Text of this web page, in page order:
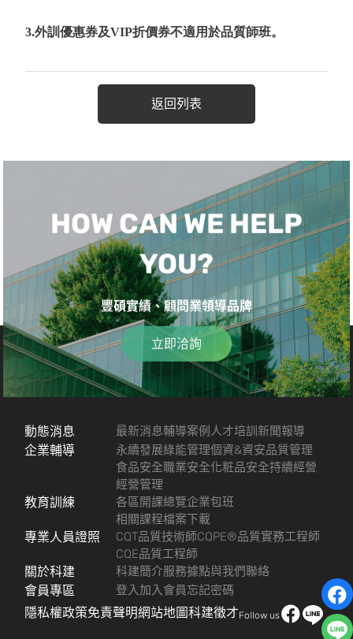
3.外訓優惠券及VIP折價券不適用於品質師班。
返回列表
HOW CAN WE HELP
YOU?
豐碩實績、顧問業領導品牌
立即洽詢
動態消息 最新消息輔導案例 人才培訓新聞報導
企業輔導 永續發展綠能管理個資&資安品質管理
食品安全職業安全化粧品安全持續經營
經營管理
教育訓練 各區開課總覽企業包班
相關課程檔案下載
專業人員證照 CQT品質技術師CQPE®品質實務工程師
CQE品質工程師
關於科建 科建簡介服務據點與我們聯絡
會員專區 登入加入會員忘記密碼
隱私權政策免責聲明網站地圖科建徵才Follow us